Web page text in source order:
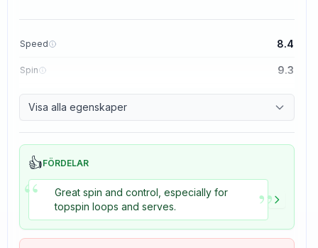
Speed 8.4
Spin 9.3
Control 8.7
Tackiness 8.2
Visa alla egenskaper
👍FÖRDELAR
“
Great spin and control, especially for
topspin loops and serves.
”